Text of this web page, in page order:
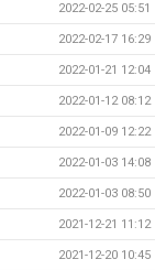
2022-02-25 05:51
2022-02-17 16:29
2022-01-21 12:04
2022-01-12 08:12
2022-01-09 12:22
2022-01-03 14:08
2022-01-03 08:50
2021-12-21 11:12
2021-12-20 10:45